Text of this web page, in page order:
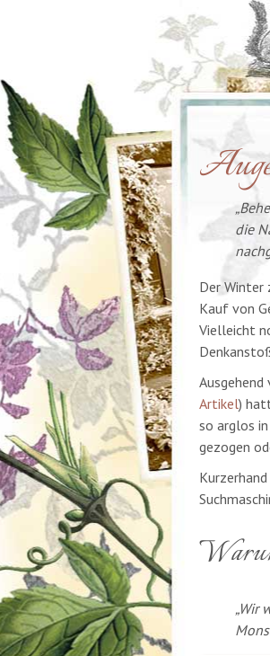
die
Der Winter
Kauf von
Vielleicht
Artikel)
so arglos
gezogen
„Wir